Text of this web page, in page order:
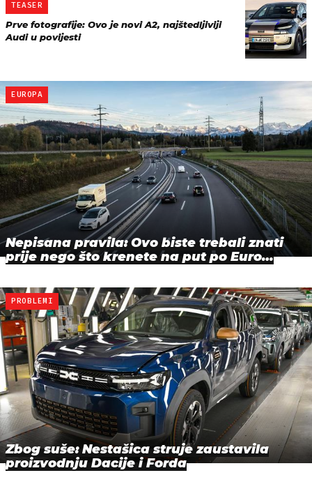
TEASER
Prve fotografije: Ovo je novi A2, najštedljiviji
Audi u povijesti
EUROPA
Nepisana pravila: Ovo biste trebali znati
prije nego što krenete na put po Euro…
PROBLEMI
Zbog suše: Nestašica struje zaustavila
proizvodnju Dacije i Forda